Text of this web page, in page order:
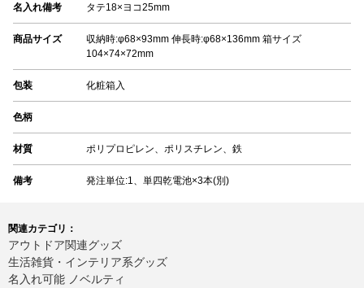
名入れ備考 タテ18×ヨコ25mm
商品サイズ
収納時:φ68×93mm 伸長時:φ68×136mm 箱サイズ
104×74×72mm
包装 化粧箱入
色柄
材質 ポリプロピレン、ポリスチレン、鉄
備考 発注単位:1、単四乾電池×3本(別)
関連カテゴリ：
アウトドア関連グッズ
生活雑貨・インテリア系グッズ
名入れ可能 ノベルティ